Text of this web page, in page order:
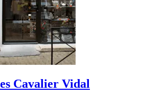
Cavalier Vidal